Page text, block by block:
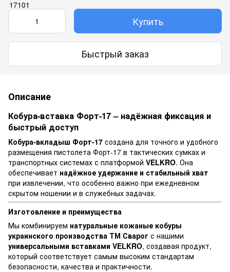
Купить
Быстрый заказ
Описание
Кобура-вставка Форт-17 – надёжная фиксация и
быстрый доступ
Кобура-вкладыш Форт-17 создана для точного и удобного
размещения пистолета Форт-17 в тактических сумках и
транспортных системах с платформой VELKRO. Она
обеспечивает надёжное удержание и стабильный хват
при извлечении, что особенно важно при ежедневном
скрытом ношении и в служебных задачах.
Изготовление и преимущества
Мы комбинируем натуральные кожаные кобуры
украинского производства ТМ Сварог с нашими
универсальными вставками VELKRO, создавая продукт,
который соответствует самым высоким стандартам
безопасности, качества и практичности.